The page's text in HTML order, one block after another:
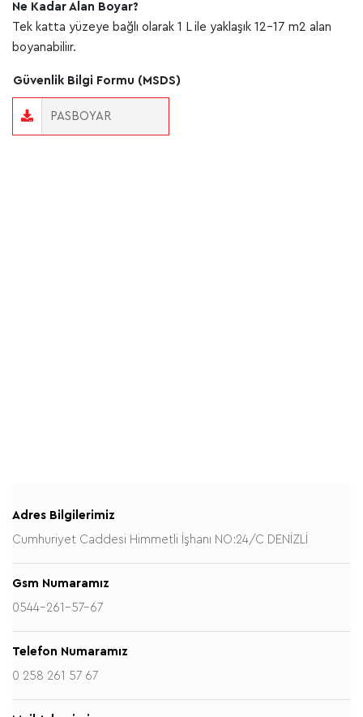
Ne Kadar Alan Boyar?
Tek katta yüzeye bağlı olarak 1 L ile yaklaşık 12-17 m2 alan
boyanabiliır.
Güvenlik Bilgi Formu (MSDS)
PASBOYAR
Adres Bilgilerimiz
Cumhuriyet Caddesi Himmetli İşhanı NO:24/C DENİZLİ
Gsm Numaramız
0544-261-57-67
Telefon Numaramız
0 258 261 57 67